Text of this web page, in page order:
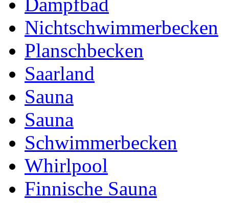
Nichtschwimmerbecken
Planschbecken
Saarland
Sauna
Sauna
Schwimmerbecken
Whirlpool
Finnische Sauna